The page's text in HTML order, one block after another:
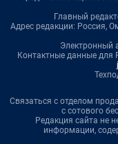
Главный
Адрес редакции: Россия,
Электронный
Контактные данные для
Связаться с отделом
с сотового
Редакция сайта не
информации,